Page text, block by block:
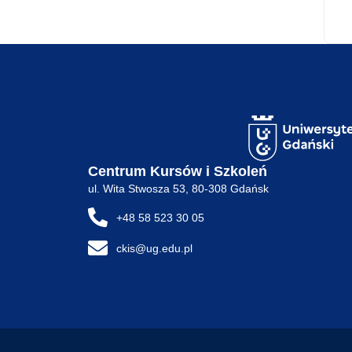
Centrum Kursów i Szkoleń
ul. Wita Stwosza 53, 80-308 Gdańsk
+48 58 523 30 05
ckis@ug.edu.pl